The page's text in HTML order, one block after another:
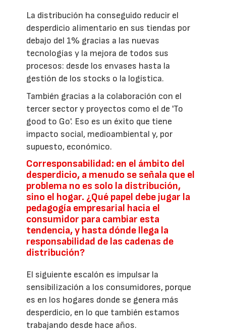
La distribución ha conseguido reducir el
desperdicio alimentario en sus tiendas por
debajo del 1% gracias a las nuevas
tecnologías y la mejora de todos sus
procesos: desde los envases hasta la
gestión de los stocks o la logística.
También gracias a la colaboración con el
tercer sector y proyectos como el de 'To
good to Go'. Eso es un éxito que tiene
impacto social, medioambiental y, por
supuesto, económico.
Corresponsabilidad: en el ámbito del
desperdicio, a menudo se señala que el
problema no es solo la distribución,
sino el hogar. ¿Qué papel debe jugar la
pedagogía empresarial hacia el
consumidor para cambiar esta
tendencia, y hasta dónde llega la
responsabilidad de las cadenas de
distribución?
El siguiente escalón es impulsar la
sensibilización a los consumidores, porque
es en los hogares donde se genera más
desperdicio, en lo que también estamos
trabajando desde hace años.